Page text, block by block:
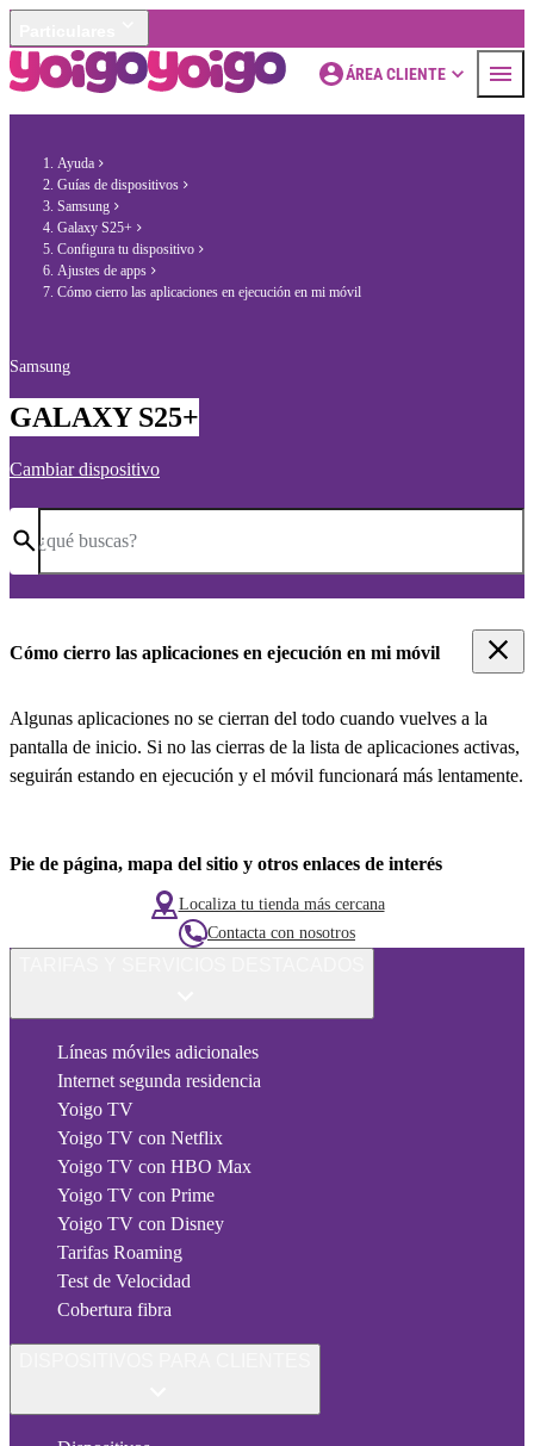
ÁREA CLIENTE
Ayuda
Guías de dispositivos
Samsung
Galaxy S25+
Configura tu dispositivo
Ajustes de apps
Cómo cierro las aplicaciones en ejecución en mi móvil
Samsung
GALAXY S25+
Cambiar dispositivo
¿qué buscas?
Cómo cierro las aplicaciones en ejecución en mi móvil
Algunas aplicaciones no se cierran del todo cuando vuelves a la
pantalla de inicio. Si no las cierras de la lista de aplicaciones activas,
seguirán estando en ejecución y el móvil funcionará más lentamente.
Pie de página, mapa del sitio y otros enlaces de interés
Localiza tu tienda más cercana
Contacta con nosotros
Líneas móviles adicionales
Internet segunda residencia
Yoigo TV
Yoigo TV con Netflix
Yoigo TV con HBO Max
Yoigo TV con Prime
Yoigo TV con Disney
Tarifas Roaming
Test de Velocidad
Cobertura fibra